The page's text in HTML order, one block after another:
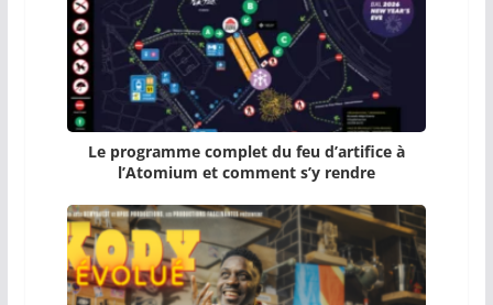
Le programme complet du feu d’artifice à
l’Atomium et comment s’y rendre